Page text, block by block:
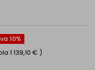
°C~+120°C)
kompaktných
10%
1 139,10 € )